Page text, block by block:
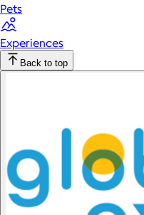
Pets
Experiences
Back to top